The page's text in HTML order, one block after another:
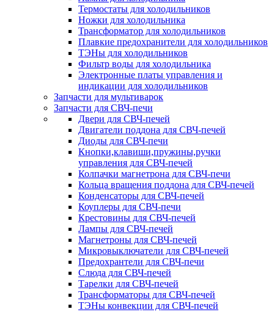
Термостаты для холодильников
Ножки для холодильника
Трансформатор для холодильников
Плавкие предохранители для холодильников
ТЭНы для холодильников
Фильтр воды для холодильника
Электронные платы управления и
индикации для холодильников
Запчасти для мультиварок
Запчасти для СВЧ-печи
Двери для СВЧ-печей
Двигатели поддона для СВЧ-печей
Диоды для СВЧ-печи
Кнопки,клавиши,пружины,ручки
управления для СВЧ-печей
Колпачки магнетрона для СВЧ-печи
Кольца вращения поддона для СВЧ-печей
Конденсаторы для СВЧ-печей
Коуплеры для СВЧ-печи
Крестовины для СВЧ-печей
Лампы для СВЧ-печей
Магнетроны для СВЧ-печей
Микровыключатели для СВЧ-печей
Предохрантели для СВЧ-печи
Слюда для СВЧ-печей
Тарелки для СВЧ-печей
Трансформаторы для СВЧ-печей
ТЭНы конвекции для СВЧ-печей